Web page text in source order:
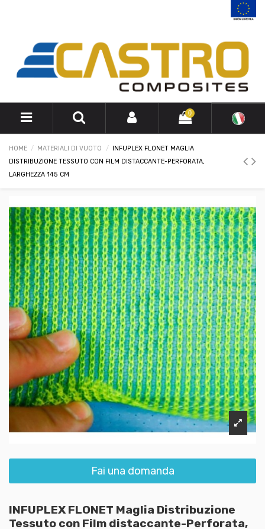
0
HOME MATERIALI DI VUOTO
INFUPLEX FLONET MAGLIA
DISTRIBUZIONE TESSUTO CON FILM DISTACCANTE-PERFORATA,
LARGHEZZA 145 CM
Fai una domanda
INFUPLEX FLONET Maglia Distribuzione
Tessuto con Film distaccante-Perforata,